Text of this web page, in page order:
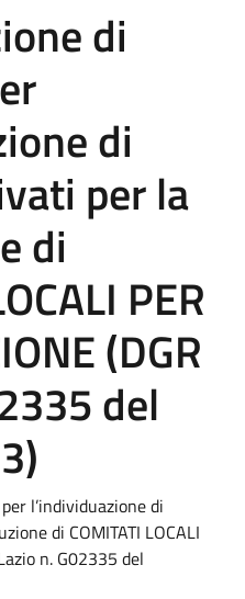
di
di
per la
di
PER
(DGR
del
l’individuazione di
di COMITATI LOCALI
n. G02335 del